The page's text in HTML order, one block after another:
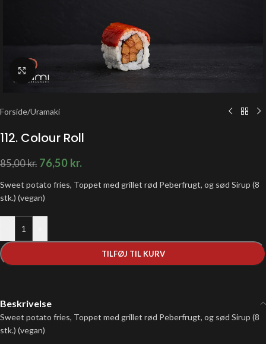
Klik for at forstørre
Forside/Uramaki
112. Colour Roll
85,00kr. 76,50 kr.
Sweet potato fries, Toppet med grillet rød Peberfrugt, og sød Sirup (8
stk.) (vegan)
TILFØJ TIL KURV
Beskrivelse
Sweet potato fries, Toppet med grillet rød Peberfrugt, og sød Sirup (8
stk.) (vegan)